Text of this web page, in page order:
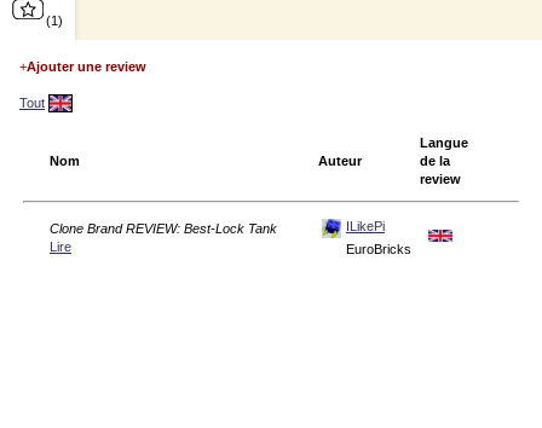
(1)
+Ajouter une review
Tout
Nom Auteur
Langue
de la
review
Clone Brand REVIEW: Best-Lock Tank
Lire
ILikePi
EuroBricks